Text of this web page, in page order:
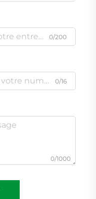
0/200
0/16
0/1000